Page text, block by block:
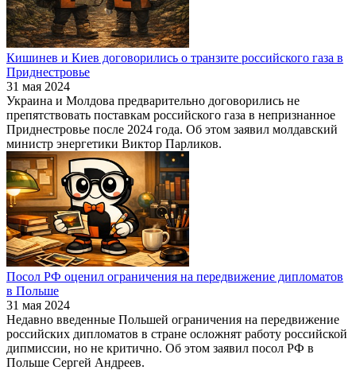
Кишинев и Киев договорились о транзите российского газа в
Приднестровье
31 мая 2024
Украина и Молдова предварительно договорились не
препятствовать поставкам российского газа в непризнанное
Приднестровье после 2024 года. Об этом заявил молдавский
министр энергетики Виктор Парликов.
Посол РФ оценил ограничения на передвижение дипломатов
в Польше
31 мая 2024
Недавно введенные Польшей ограничения на передвижение
российских дипломатов в стране осложнят работу российской
дипмиссии, но не критично. Об этом заявил посол РФ в
Польше Сергей Андреев.